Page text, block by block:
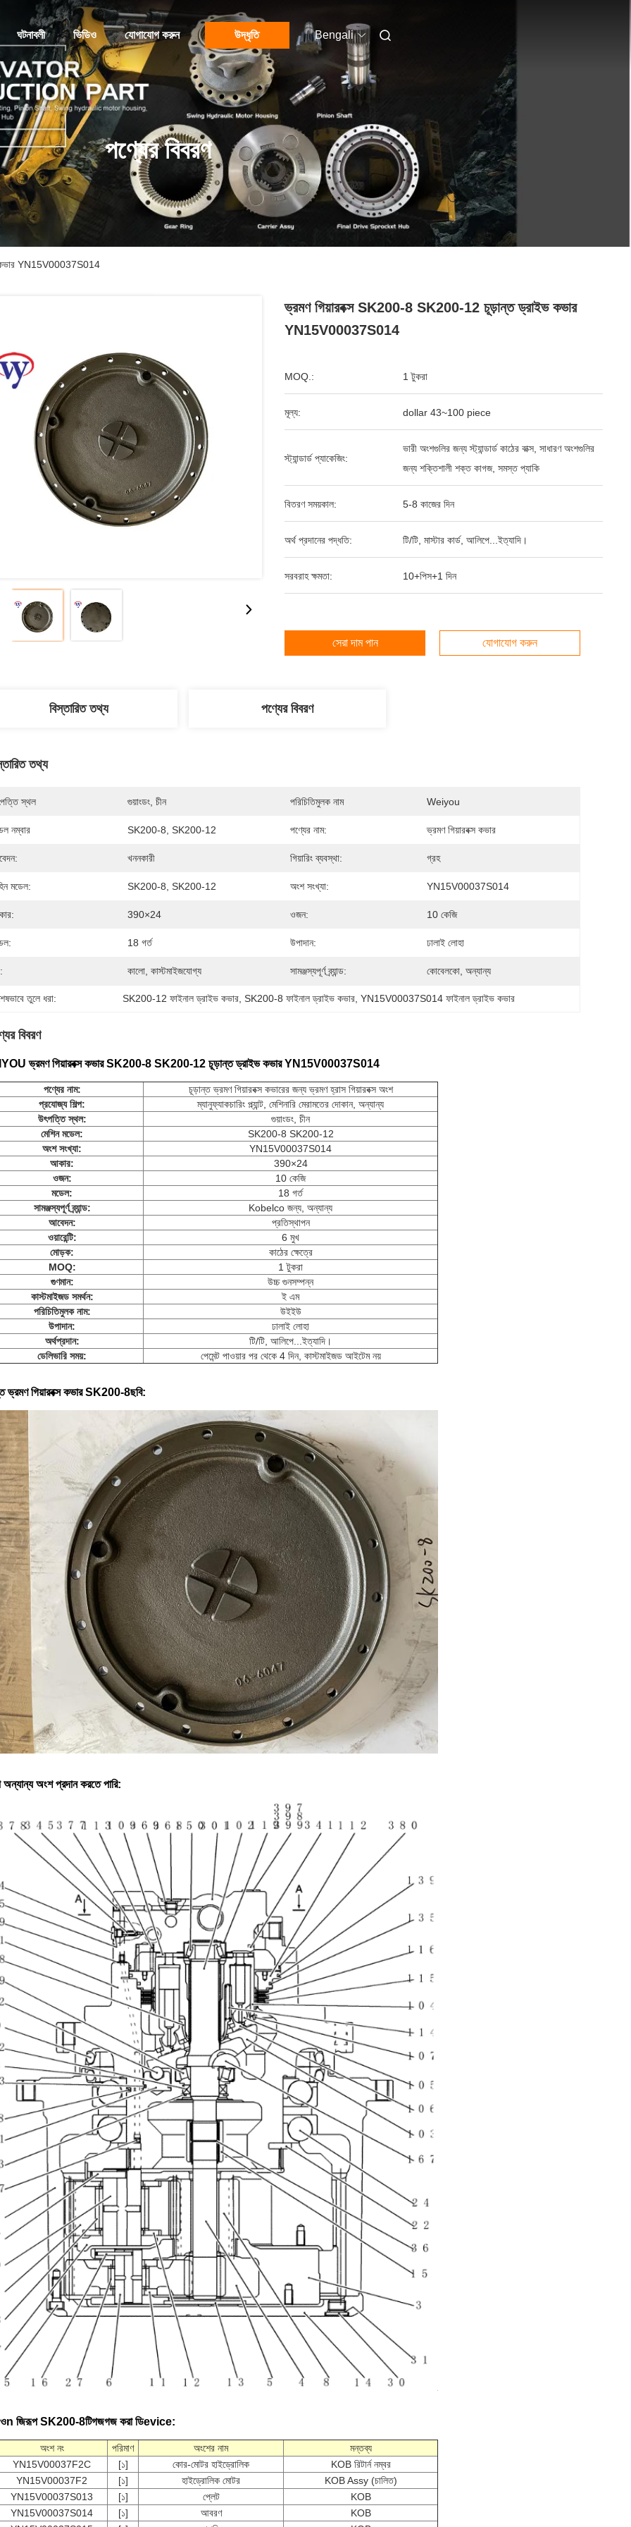
ঘটনাবলী ভিডিও যোগাযোগ করুন উদ্ধৃতি Bengali
পণ্যের বিবরণ
কভার YN15V00037S014
ভ্রমণ গিয়ারবক্স SK200-8 SK200-12 চূড়ান্ত ড্রাইভ কভার
YN15V00037S014
MOQ.: 1 টুকরা
মূল্য: dollar 43~100 piece
স্ট্যান্ডার্ড প্যাকেজিং:
ভারী অংশগুলির জন্য স্ট্যান্ডার্ড কাঠের বাক্স, সাধারণ অংশগুলির
জন্য শক্তিশালী শক্ত কাগজ, সমস্ত প্যাকি
বিতরণ সময়কাল: 5-8 কাজের দিন
অর্থ প্রদানের পদ্ধতি: টি/টি, মাস্টার কার্ড, আলিপে...ইত্যাদি।
সরবরাহ ক্ষমতা: 10+পিস+1 দিন
সেরা দাম পান যোগাযোগ করুন
বিস্তারিত তথ্য পণ্যের বিবরণ
তথ্য
স্থল গুয়াংডং, চীন পরিচিতিমুলক নাম Weiyou
নম্বার SK200-8, SK200-12 পণ্যের নাম: ভ্রমণ গিয়ারবক্স কভার
খননকারী গিয়ারিং ব্যবস্থা: গ্রহ
মডেল: SK200-8, SK200-12 অংশ সংখ্যা: YN15V00037S014
390×24 ওজন: 10 কেজি
18 গর্ত উপাদান: ঢালাই লোহা
কালো, কাস্টমাইজযোগ্য সামঞ্জস্যপূর্ণ ব্র্যান্ড: কোবেলকো, অন্যান্য
তুলে ধরা: SK200-12 ফাইনাল ড্রাইভ কভার , SK200-8 ফাইনাল ড্রাইভ কভার , YN15V00037S014 ফাইনাল ড্রাইভ কভার
বিবরণ
ভ্রমণ গিয়ারবক্স কভার SK200-8 SK200-12 চূড়ান্ত ড্রাইভ কভার YN15V00037S014​
পণ্যের নাম:
চূড়ান্ত ভ্রমণ গিয়ারবক্স কভারের জন্য ভ্রমণ হ্রাস গিয়ারবক্স অংশ
প্রযোজ্য শিল্প:
ম্যানুফ্যাকচারিং প্ল্যান্ট, মেশিনারি মেরামতের দোকান, অন্যান্য
উৎপত্তি স্থল:
গুয়াংডং, চীন
মেশিন মডেল:
SK200-8 SK200-12
অংশ সংখ্যা:
YN15V00037S014
আকার:
390×24
ওজন:
10 কেজি
মডেল:
18 গর্ত
সামঞ্জস্যপূর্ণ ব্র্যান্ড:
Kobelco জন্য, অন্যান্য
আবেদন:
প্রতিস্থাপন
ওয়ারেন্টি:
6 মুখ
মোড়ক:
কাঠের ক্ষেত্রে
MOQ:
1 টুকরা
গুণমান:
উচ্চ গুনসম্পন্ন
কাস্টমাইজড সমর্থন:
ই এম
পরিচিতিমুলক নাম:
উইইউ
উপাদান:
ঢালাই লোহা
অর্থপ্রদান:
টি/টি, আলিপে...ইত্যাদি।
ডেলিভারি সময়:
পেমেন্ট পাওয়ার পর থেকে 4 দিন, কাস্টমাইজড আইটেম নয়
ভ্রমণ গিয়ারবক্স কভার SK200-8ছবি:
অংশ প্রদান করতে পারি:
ওn জিরূপ SK200-8টিগজগজ করা ডিevice:
অংশ নং পরিমাণ অংশের নাম
মন্তব্য
YN15V00037F2C
[১] কোর-মোটর হাইড্রোলিক
KOB রিটার্ন নম্বর
YN15V00037F2
[১] হাইড্রোলিক মোটর
KOB Assy (চালিত)
YN15V00037S013
[১] প্লেট
KOB
YN15V00037S014
[১] আবরণ
KOB